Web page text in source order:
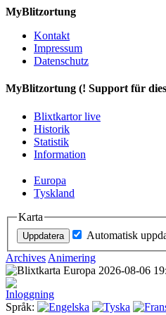
MyBlitzortung
Kontakt
Impressum
Datenschutz
MyBlitzortung (! Support für
Blixtkartor live
Historik
Statistik
Information
Europa
Tyskland
Karta
Automatisk
Archives Animering
Inloggning
Språk: